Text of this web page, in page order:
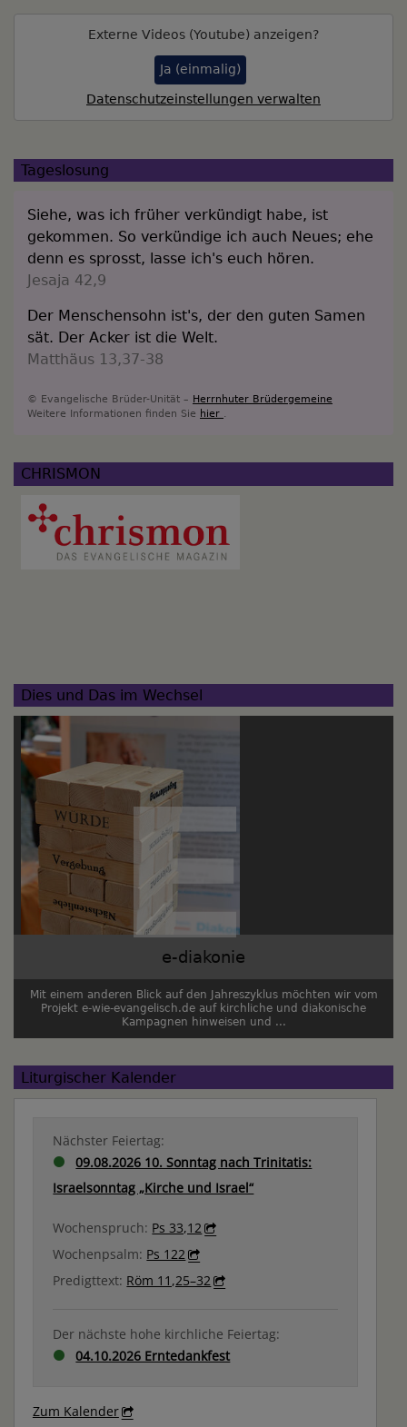
Externe Videos (Youtube) anzeigen?
Ja (einmalig)
Datenschutzeinstellungen verwalten
Tageslosung
Siehe, was ich früher verkündigt habe, ist
gekommen. So verkündige ich auch Neues; ehe
denn es sprosst, lasse ich's euch hören.
Jesaja 42,9
Der Menschensohn ist's, der den guten Samen
sät. Der Acker ist die Welt.
Matthäus 13,37-38
© Evangelische Brüder-Unität – Herrnhuter Brüdergemeine
Weitere Informationen finden Sie hier .
CHRISMON
Dies und Das im Wechsel
e-diakonie
Mit einem anderen Blick auf den Jahreszyklus möchten wir vom
Projekt e-wie-evangelisch.de auf kirchliche und diakonische
Kampagnen hinweisen und ...
Liturgischer Kalender
Nächster Feiertag:
09.08.2026 10. Sonntag nach Trinitatis:
Israelsonntag „Kirche und Israel“
Wochenspruch: Ps 33,12
Wochenpsalm: Ps 122
Predigttext: Röm 11,25–32
Der nächste hohe kirchliche Feiertag:
04.10.2026 Erntedankfest
Zum Kalender